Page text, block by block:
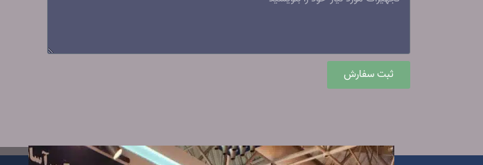
ثبت سفارش